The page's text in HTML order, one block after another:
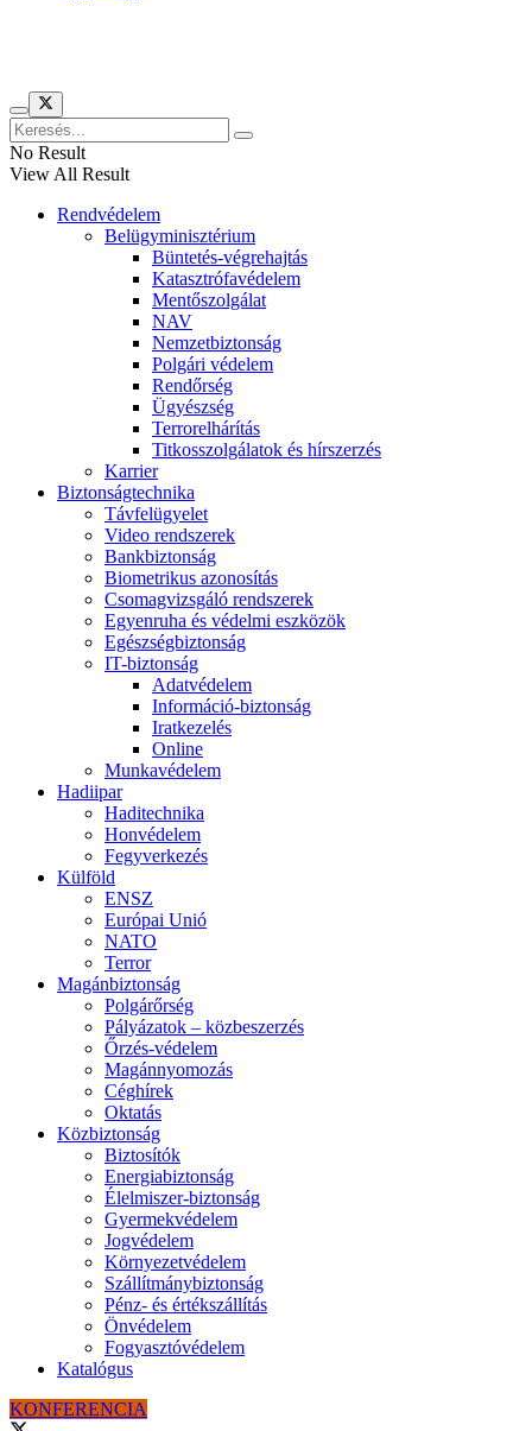
No Result
View All Result
Rendvédelem
Belügyminisztérium
Büntetés-végrehajtás
Katasztrófavédelem
Mentőszolgálat
NAV
Nemzetbiztonság
Polgári védelem
Rendőrség
Ügyészség
Terrorelhárítás
Titkosszolgálatok és hírszerzés
Karrier
Biztonságtechnika
Távfelügyelet
Video rendszerek
Bankbiztonság
Biometrikus azonosítás
Csomagvizsgáló rendszerek
Egyenruha és védelmi eszközök
Egészségbiztonság
IT-biztonság
Adatvédelem
Információ-biztonság
Iratkezelés
Online
Munkavédelem
Hadiipar
Haditechnika
Honvédelem
Fegyverkezés
Külföld
ENSZ
Európai Unió
NATO
Terror
Magánbiztonság
Polgárőrség
Pályázatok – közbeszerzés
Őrzés-védelem
Magánnyomozás
Céghírek
Oktatás
Közbiztonság
Biztosítók
Energiabiztonság
Élelmiszer-biztonság
Gyermekvédelem
Jogvédelem
Környezetvédelem
Szállítmánybiztonság
Pénz- és értékszállítás
Önvédelem
Fogyasztóvédelem
Katalógus
KONFERENCIA